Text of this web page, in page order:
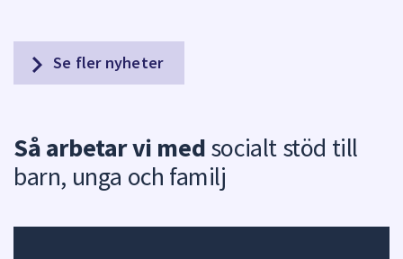
Se fler nyheter
Så arbetar vi medsocialt stöd till
barn, unga och familj